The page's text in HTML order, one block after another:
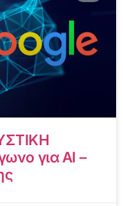
για AI –